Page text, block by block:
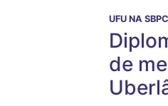
UFU NA SBPC
de